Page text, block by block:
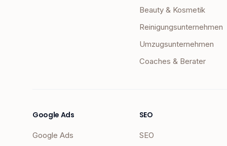
Beauty & Kosmetik
Reinigungsunternehmen
Umzugsunternehmen
Coaches & Berater
Google Ads
Google Ads
SEO
SEO